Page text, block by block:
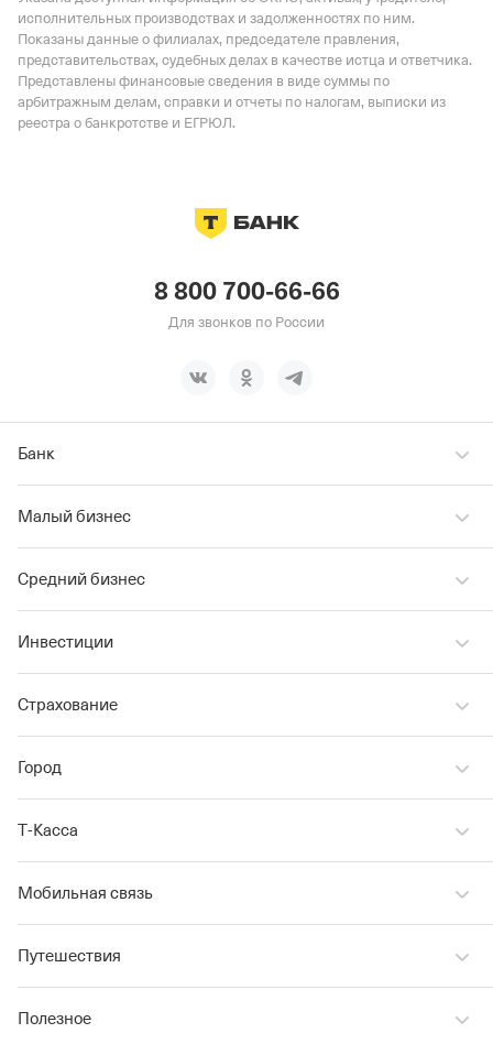
исполнительных производствах и задолженностях по ним.
Показаны данные о филиалах, председателе правления,
представительствах, судебных делах в качестве истца и ответчика.
Представлены финансовые сведения в виде суммы по
арбитражным делам, справки и отчеты по налогам, выписки из
реестра о банкротстве и ЕГРЮЛ.
8 800 700-66-66
Для звонков по России
Банк
Малый бизнес
Средний бизнес
Инвестиции
Страхование
Город
Т‑Касса
Мобильная связь
Путешествия
Полезное